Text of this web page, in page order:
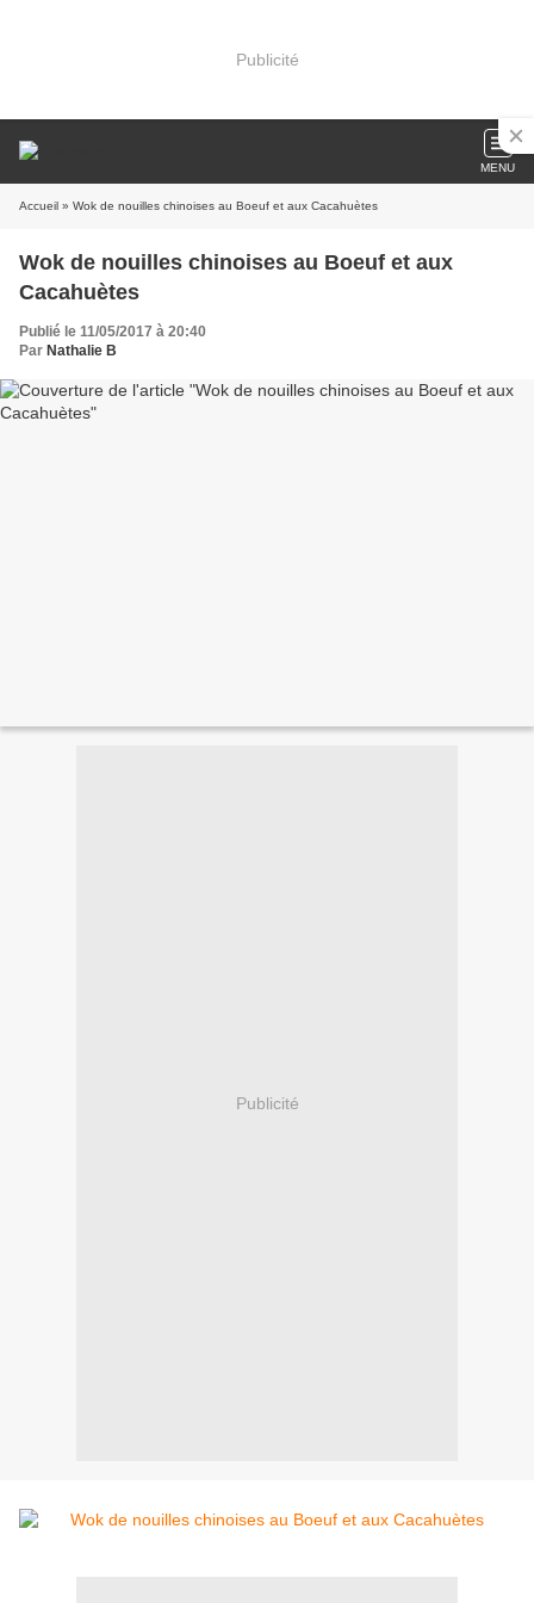
Publicité
MENU
Accueil » Wok de nouilles chinoises au Boeuf et aux Cacahuètes
Wok de nouilles chinoises au Boeuf et aux
Cacahuètes
Publié le 11/05/2017 à 20:40
Par Nathalie B
Publicité